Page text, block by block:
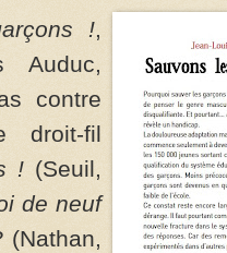
!,
Auduc,
contre
droit-fil
! (Seuil,
de neuf
(Nathan,